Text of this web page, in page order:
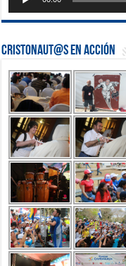
Cristonaut@s en Acción